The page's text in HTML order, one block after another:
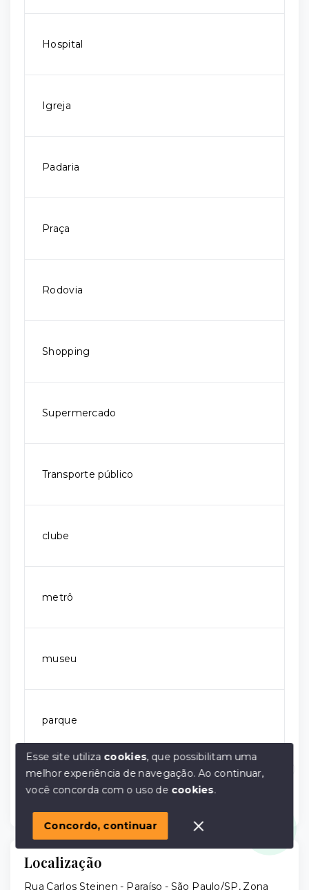
Hospital
Igreja
Padaria
Praça
Rodovia
Shopping
Supermercado
Transporte público
clube
metrô
museu
parque
principais avenidas
Localização
Rua Carlos Steinen - Paraíso - São Paulo/SP, Zona
Olá! em posso ajudar?
Esse site utiliza cookies, que possibilitam uma
melhor experiência de navegação.Ao continuar,
você concorda com o uso de cookies.
Concordo, continuar